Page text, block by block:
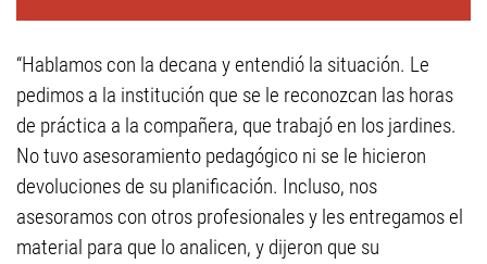
“Hablamos con la decana y entendió la situación. Le
pedimos a la institución que se le reconozcan las horas
de práctica a la compañera, que trabajó en los jardines.
No tuvo asesoramiento pedagógico ni se le hicieron
devoluciones de su planificación. Incluso, nos
asesoramos con otros profesionales y les entregamos el
material para que lo analicen, y dijeron que su